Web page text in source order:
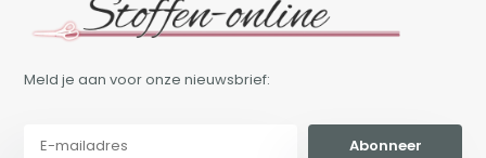
Meld je aan voor onze nieuwsbrief:
Abonneer